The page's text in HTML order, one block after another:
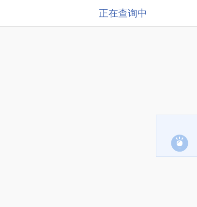
正在查询中